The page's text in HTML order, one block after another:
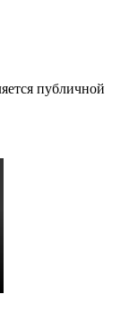
публичной